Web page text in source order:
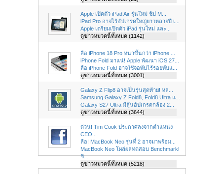
Apple เปิดตัว iPad Air รุ่นใหม่ ชิป M...
iPad Pro อาจไร้อัปเกรดใหญ่ยาวหลายปี เ...
Apple เตรียมเปิดตัว iPad รุ่นใหม่ และ...
ดูข่าวหมวดนี้ทั้งหมด (1142)
ลือ iPhone 18 Pro หนาขึ้นกว่า iPhone ...
iPhone Fold มาแน่! Apple พัฒนา iOS 27...
ลือ iPhone Fold อาจใช้จอพับไร้รอยพับแ...
ดูข่าวหมวดนี้ทั้งหมด (3001)
Galaxy Z Flip8 อาจเป็นรุ่นสุดท้าย! หล...
Samsung Galaxy Z Fold8, Fold8 Ultra แ...
Galaxy S27 Ultra มีลุ้นอัปเกรดกล้อง 2...
ดูข่าวหมวดนี้ทั้งหมด (3644)
ด่วน! Tim Cook ประกาศลงจากตำแหน่ง
CEO...
ลือ! MacBook Neo รุ่นที่ 2 อาจมาพร้อม...
MacBook Neo โผล่ผลทดสอบ Benchmark!
ชิ...
ดูข่าวหมวดนี้ทั้งหมด (5218)